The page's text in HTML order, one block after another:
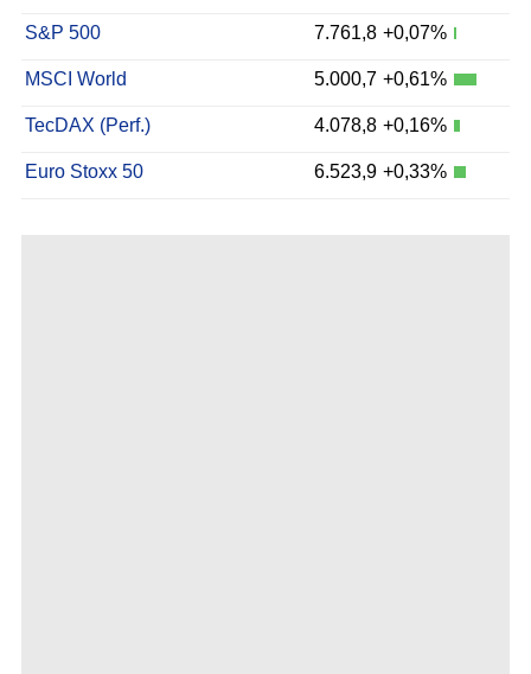
S&P 500 7.761,8 +0,07%
MSCI World 5.000,7 +0,61%
TecDAX (Perf.) 4.078,8 +0,16%
Euro Stoxx 50 6.523,9 +0,33%